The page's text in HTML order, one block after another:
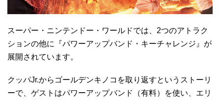
スーパー・ニンテンドー・ワールドでは、2つのアトラク
ションの他に『パワーアップバンド・キーチャレンジ』が
展開されています。
クッパJr.からゴールデンキノコを取り返すというストーリ
ーで、ゲストはパワーアップバンド（有料）を使い、エリ